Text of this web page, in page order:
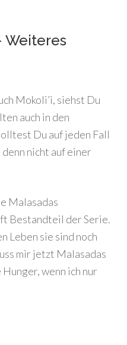
Weiteres
Mokoli’i, siehst Du
auch in den
Du auf jeden Fall
nicht auf einer
Malasadas
Bestandteil der Serie.
Leben sie sind noch
mir jetzt Malasadas
Hunger, wenn ich nur